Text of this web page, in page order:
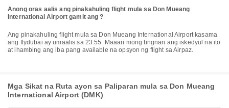
Anong oras aalis ang pinakahuling flight mula sa Don Mueang
International Airport gamit ang ?
Ang pinakahuling flight mula sa Don Mueang International Airport kasama
ang flydubai ay umaalis sa 23:55. Maaari mong tingnan ang iskedyul na ito
at ihambing ang iba pang available na opsyon ng flight sa Airpaz.
Mga Sikat na Ruta ayon sa Paliparan mula sa Don Mueang
International Airport (DMK)